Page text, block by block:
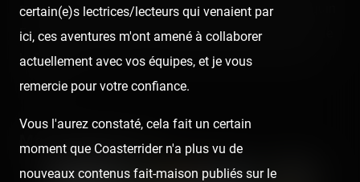
refait un tour de coaster Preston & Barbieri (alias Requin
Express'), et un autre des bûches locales (Les chutes de
la Citadelle). Idéal pour se rafraîchir de cette sortie de
canicule.
Media gallery (17)
certain(e)s lectrices/lecteurs qui venaient par
ici, ces aventures m'ont amené à collaborer
actuellement avec vos équipes, et je vous
remercie pour votre confiance.
Vous l'aurez constaté, cela fait un certain
moment que Coasterrider n'a plus vu de
nouveaux contenus fait-maison publiés sur le